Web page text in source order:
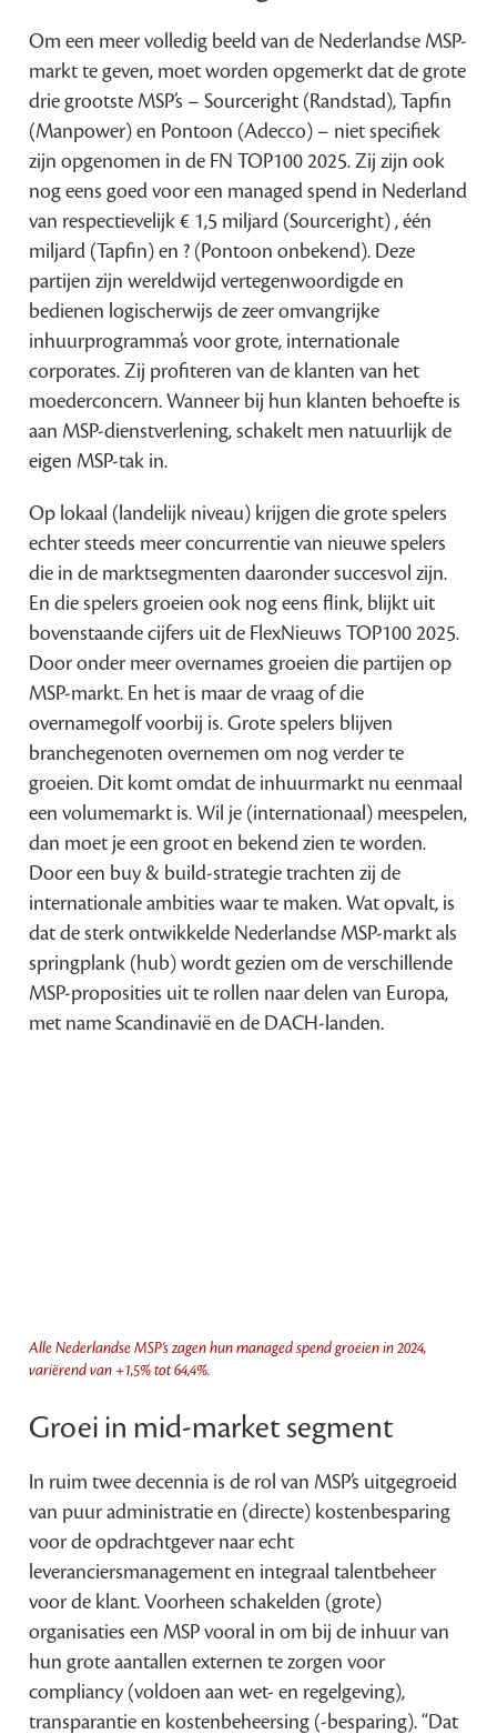
Om een meer volledig beeld van de Nederlandse MSP-
markt te geven, moet worden opgemerkt dat de grote
drie grootste MSP’s – Sourceright (Randstad), Tapfin
(Manpower) en Pontoon (Adecco) – niet specifiek
zijn opgenomen in de FN TOP100 2025. Zij zijn ook
nog eens goed voor een managed spend in Nederland
van respectievelijk € 1,5 miljard (Sourceright) , één
miljard (Tapfin) en ? (Pontoon onbekend). Deze
partijen zijn wereldwijd vertegenwoordigde en
bedienen logischerwijs de zeer omvangrijke
inhuurprogramma’s voor grote, internationale
corporates. Zij profiteren van de klanten van het
moederconcern. Wanneer bij hun klanten behoefte is
aan MSP-dienstverlening, schakelt men natuurlijk de
eigen MSP-tak in.
Op lokaal (landelijk niveau) krijgen die grote spelers
echter steeds meer concurrentie van nieuwe spelers
die in de marktsegmenten daaronder succesvol zijn.
En die spelers groeien ook nog eens flink, blijkt uit
bovenstaande cijfers uit de FlexNieuws TOP100 2025.
Door onder meer overnames groeien die partijen op
MSP-markt. En het is maar de vraag of die
overnamegolf voorbij is. Grote spelers blijven
branchegenoten overnemen om nog verder te
groeien. Dit komt omdat de inhuurmarkt nu eenmaal
een volumemarkt is. Wil je (internationaal) meespelen,
dan moet je een groot en bekend zien te worden.
Door een buy & build-strategie trachten zij de
internationale ambities waar te maken. Wat opvalt, is
dat de sterk ontwikkelde Nederlandse MSP-markt als
springplank (hub) wordt gezien om de verschillende
MSP-proposities uit te rollen naar delen van Europa,
met name Scandinavië en de DACH-landen.
Alle Nederlandse MSP’s zagen hun managed spend groeien in 2024,
variërend van +1,5% tot 64,4%.
Groei in mid-market segment
In ruim twee decennia is de rol van MSP’s uitgegroeid
van puur administratie en (directe) kostenbesparing
voor de opdrachtgever naar echt
leveranciersmanagement en integraal talentbeheer
voor de klant. Voorheen schakelden (grote)
organisaties een MSP vooral in om bij de inhuur van
hun grote aantallen externen te zorgen voor
compliancy (voldoen aan wet- en regelgeving),
transparantie en kostenbeheersing (-besparing). “Dat